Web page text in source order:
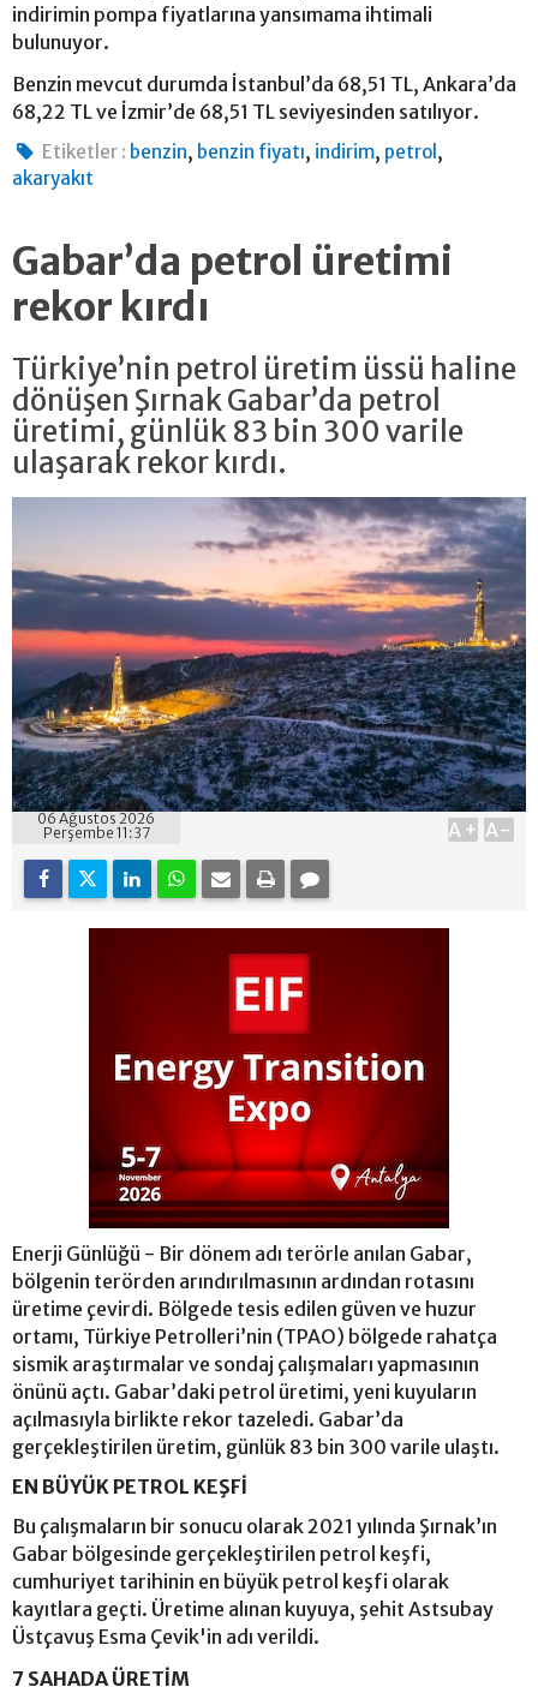
indirimin pompa fiyatlarına yansımama ihtimali
bulunuyor.
Benzin mevcut durumda İstanbul’da 68,51 TL, Ankara’da
68,22 TL ve İzmir’de 68,51 TL seviyesinden satılıyor.
Etiketler : benzin, benzin fiyatı, indirim, petrol ,
akaryakıt
Gabar’da petrol üretimi
rekor kırdı
Türkiye’nin petrol üretim üssü haline
dönüşen Şırnak Gabar’da petrol
üretimi, günlük 83 bin 300 varile
ulaşarak rekor kırdı.
06 Ağustos 2026
Perşembe 11:37
A+ A-
Enerji Günlüğü - Bir dönem adı terörle anılan Gabar,
bölgenin terörden arındırılmasının ardından rotasını
üretime çevirdi. Bölgede tesis edilen güven ve huzur
ortamı, Türkiye Petrolleri’nin (TPAO) bölgede rahatça
sismik araştırmalar ve sondaj çalışmaları yapmasının
önünü açtı. Gabar’daki petrol üretimi, yeni kuyuların
açılmasıyla birlikte rekor tazeledi. Gabar’da
gerçekleştirilen üretim, günlük 83 bin 300 varile ulaştı.
EN BÜYÜK PETROL KEŞFİ
Bu çalışmaların bir sonucu olarak 2021 yılında Şırnak’ın
Gabar bölgesinde gerçekleştirilen petrol keşfi,
cumhuriyet tarihinin en büyük petrol keşfi olarak
kayıtlara geçti. Üretime alınan kuyuya, şehit Astsubay
Üstçavuş Esma Çevik'in adı verildi.
7 SAHADA ÜRETİM